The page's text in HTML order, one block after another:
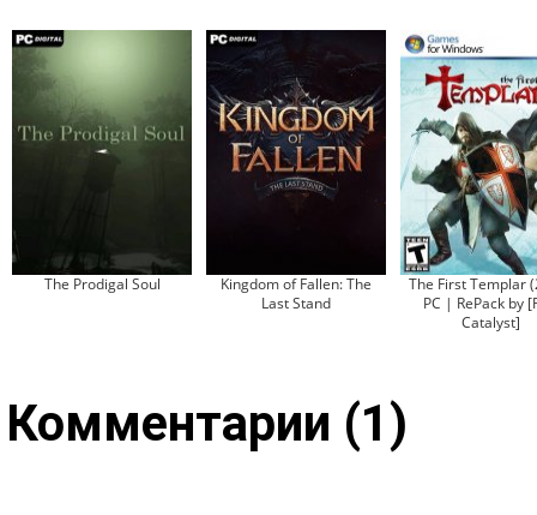
The Prodigal Soul
Kingdom of Fallen: The
Last Stand
The First Templar
PC | RePack by
Catalyst]
Комментарии (1)